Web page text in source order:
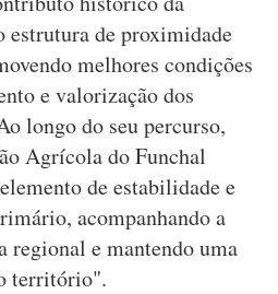
estrutura de proximidade
melhores condições
e valorização dos
longo do seu percurso,
Agrícola do Funchal
de estabilidade e
acompanhando a
regional e mantendo uma
território".